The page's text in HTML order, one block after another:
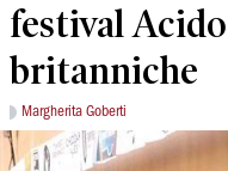
festival
britanniche
Margherita Goberti